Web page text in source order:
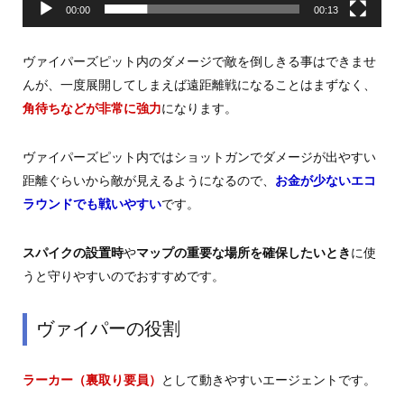
00:00 00:13
ヴァイパーズピット内のダメージで敵を倒しきる事はできませ
んが、一度展開してしまえば遠距離戦になることはまずなく、
角待ちなどが非常に強力になります。
ヴァイパーズピット内ではショットガンでダメージが出やすい
距離ぐらいから敵が見えるようになるので、 お金が少ないエコ
ラウンドでも戦いやすいです。
スパイクの設置時やマップの重要な場所を確保したいときに使
うと守りやすいのでおすすめです。
ヴァイパーの役割
ラーカー（裏取り要員） として動きやすいエージェントです。